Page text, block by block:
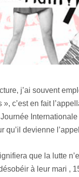
j’ai souvent
c’est en fait
qu’il devienne
que la lutte
à leur mari ,